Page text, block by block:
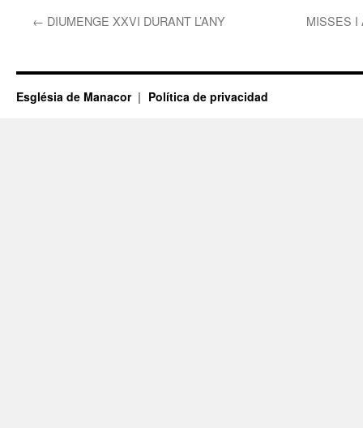
← DIUMENGE XXVI DURANT L’ANY MISSES I
Església de Manacor Política de privacidad